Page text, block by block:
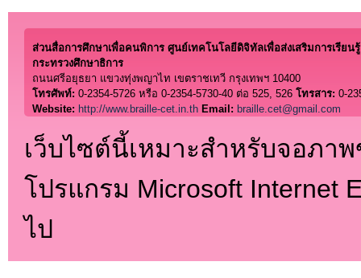
ส่วนสื่อการศึกษาเพื่อคนพิการ ศูนย์เทคโนโลยีดิจิทัลเพื่อส่งเสริมการเรียนรู้
กระทรวงศึกษาธิการ
ถนนศรีอยุธยา แขวงทุ่งพญาไท เขตราชเทวี กรุงเทพฯ 10400
โทรศัพท์: 0-2354-5726 หรือ 0-2354-5730-40 ต่อ 525, 526 โทรสาร: 0-
Website: http://www.braille-cet.in.th Email: braille.cet@gmail.com
เว็บไซต์นี้เหมาะสำหรับจอภา
โปรแกรม Microsoft Internet
ไป